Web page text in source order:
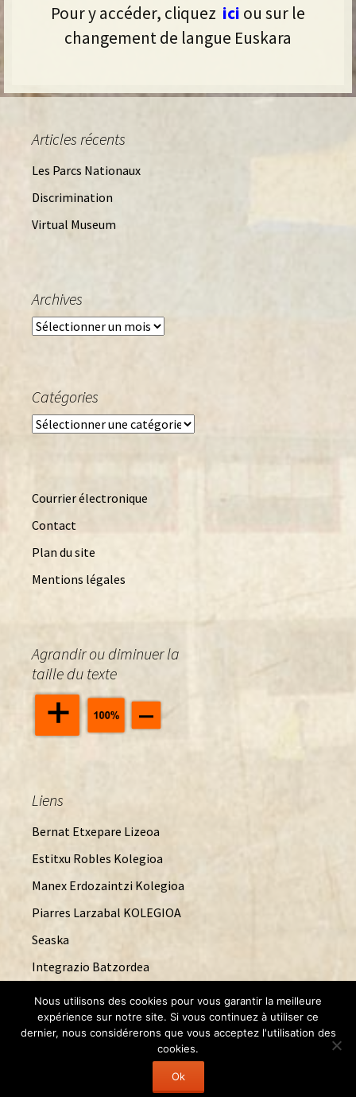
Pour y accéder, cliquez ici ou sur le
changement de langue Euskara
Articles récents
Les Parcs Nationaux
Discrimination
Virtual Museum
Archives
Archives
Catégories
Catégories
Courrier électronique
Contact
Plan du site
Mentions légales
Agrandir ou diminuer la
taille du texte
Liens
Bernat Etxepare Lizeoa
Estitxu Robles Kolegioa
Manex Erdozaintzi Kolegioa
Piarres Larzabal KOLEGIOA
Seaska
Integrazio Batzordea
Nous utilisons des cookies pour vous garantir la meilleure
expérience sur notre site. Si vous continuez à utiliser ce
dernier, nous considérerons que vous acceptez l'utilisation des
cookies.
Ok